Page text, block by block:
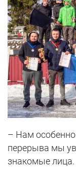
– Нам особенно
перерыва мы
знакомые лица.